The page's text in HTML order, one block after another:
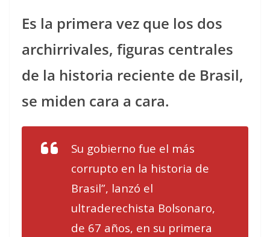
Es la primera vez que los dos
archirrivales, figuras centrales
de la historia reciente de Brasil,
se miden cara a cara.
Su gobierno fue el más
corrupto en la historia de
Brasil”, lanzó el
ultraderechista Bolsonaro,
de 67 años, en su primera